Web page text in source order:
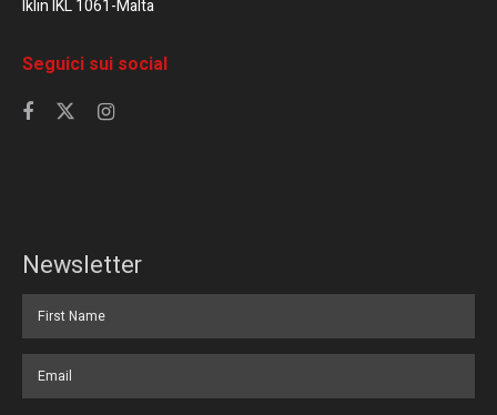
Iklin IKL 1061-Malta
Seguici sui social
Newsletter